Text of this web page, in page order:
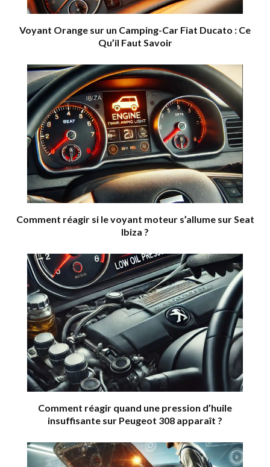
Voyant Orange sur un Camping-Car Fiat Ducato : Ce
Qu’il Faut Savoir
Comment réagir si le voyant moteur s’allume sur Seat
Ibiza ?
Comment réagir quand une pression d’huile
insuffisante sur Peugeot 308 apparaît ?